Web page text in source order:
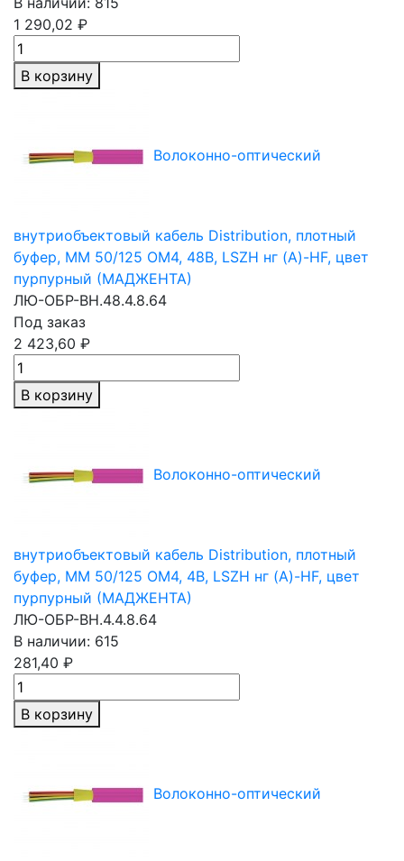
1 290,02 ₽
В корзину
Волоконно-оптический
внутриобъектовый кабель Distribution, плотный
буфер, MM 50/125 OM4, 48В, LSZH нг (A)-HF, цвет
пурпурный (МАДЖЕНТА)
ЛЮ-ОБР-ВН.48.4.8.64
Под заказ
2 423,60 ₽
В корзину
Волоконно-оптический
внутриобъектовый кабель Distribution, плотный
буфер, MM 50/125 OM4, 4В, LSZH нг (A)-HF, цвет
пурпурный (МАДЖЕНТА)
ЛЮ-ОБР-ВН.4.4.8.64
В наличии: 615
281,40 ₽
В корзину
Волоконно-оптический